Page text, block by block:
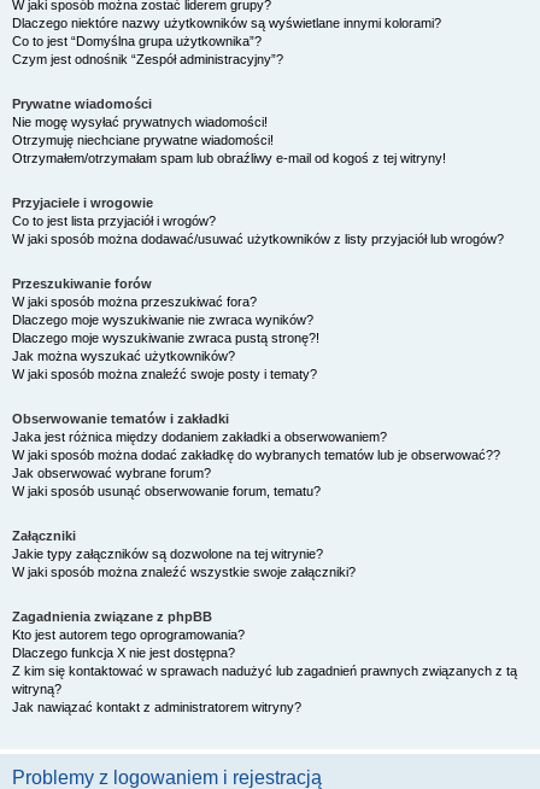
W jaki sposób można zostać liderem grupy?
Dlaczego niektóre nazwy użytkowników są wyświetlane innymi kolorami?
Co to jest “Domyślna grupa użytkownika”?
Czym jest odnośnik “Zespół administracyjny”?
Prywatne wiadomości
Nie mogę wysyłać prywatnych wiadomości!
Otrzymuję niechciane prywatne wiadomości!
Otrzymałem/otrzymałam spam lub obraźliwy e-mail od kogoś z tej witryny!
Przyjaciele i wrogowie
Co to jest lista przyjaciół i wrogów?
W jaki sposób można dodawać/usuwać użytkowników z listy przyjaciół lub wrogów?
Przeszukiwanie forów
W jaki sposób można przeszukiwać fora?
Dlaczego moje wyszukiwanie nie zwraca wyników?
Dlaczego moje wyszukiwanie zwraca pustą stronę?!
Jak można wyszukać użytkowników?
W jaki sposób można znaleźć swoje posty i tematy?
Obserwowanie tematów i zakładki
Jaka jest różnica między dodaniem zakładki a obserwowaniem?
W jaki sposób można dodać zakładkę do wybranych tematów lub je obserwować??
Jak obserwować wybrane forum?
W jaki sposób usunąć obserwowanie forum, tematu?
Załączniki
Jakie typy załączników są dozwolone na tej witrynie?
W jaki sposób można znaleźć wszystkie swoje załączniki?
Zagadnienia związane z phpBB
Kto jest autorem tego oprogramowania?
Dlaczego funkcja X nie jest dostępna?
Z kim się kontaktować w sprawach nadużyć lub zagadnień prawnych związanych z tą
witryną?
Jak nawiązać kontakt z administratorem witryny?
Problemy z logowaniem i rejestracją